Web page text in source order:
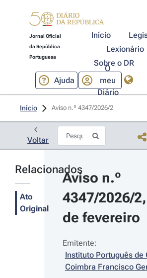
Jornal Oficial
da República
Portuguesa
Início
Lexionário
Sobre o DR
Ajuda
O
meu
Diário
Início Aviso n.º 4347/2026/2
Voltar
Relacionados
Ato
Original
Aviso n.º
4347/2026/
de fevereiro
Emitente:
Instituto Português de
Coimbra Francisco